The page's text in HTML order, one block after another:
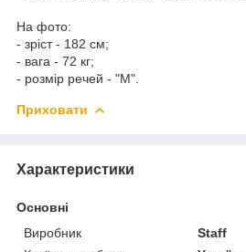
На фото:
- зріст - 182 см;
- вага - 72 кг;
- розмір речей - "M".
Приховати
Характеристики
Основні
Виробник
Staff